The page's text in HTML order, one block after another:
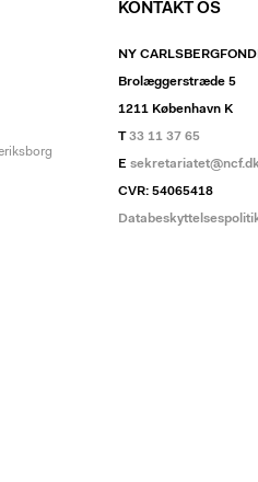
KONTAKT OS
NY
Brolæggerstræde 5
1211 København K
T33 11 37 65
E
CVR: 54065418